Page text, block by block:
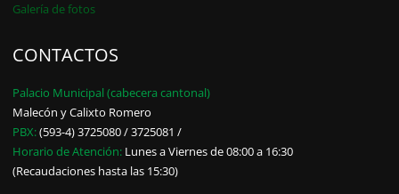
Galería de fotos
CONTACTOS
Palacio Municipal (cabecera cantonal)
Malecón y Calixto Romero
PBX:(593-4) 3725080 / 3725081 /
Horario de Atención: Lunes a Viernes de 08:00 a 16:30
(Recaudaciones hasta las 15:30)